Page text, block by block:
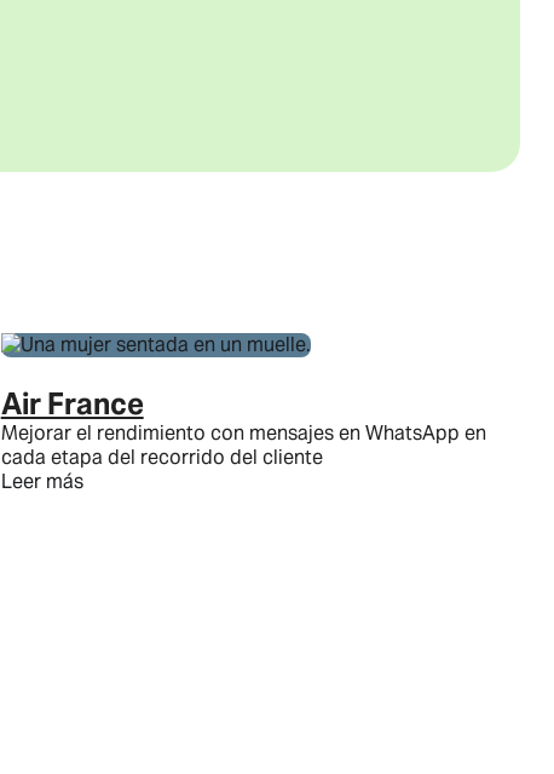
Air France
Mejorar el rendimiento con mensajes en WhatsApp en
cada etapa del recorrido del cliente
Leer más